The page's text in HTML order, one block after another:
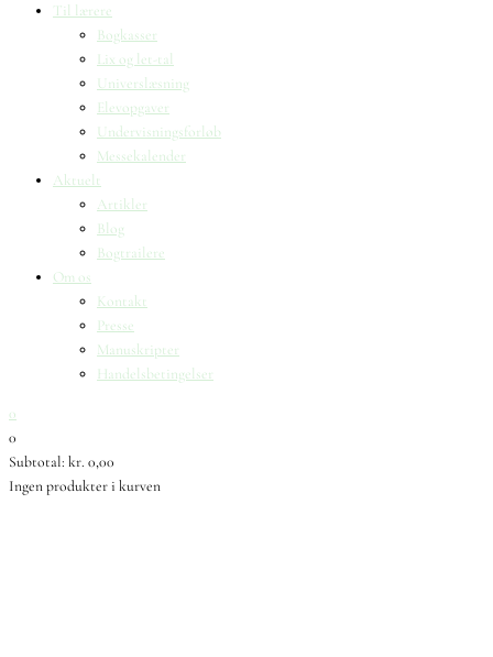
Til lærere
Bogkasser
Lix og let-tal
Universlæsning
Elevopgaver
Undervisningsforløb
Messekalender
Aktuelt
Artikler
Blog
Bogtrailere
Om os
Kontakt
Presse
Manuskripter
Handelsbetingelser
0
0
Subtotal: kr. 0,00
Ingen produkter i kurven